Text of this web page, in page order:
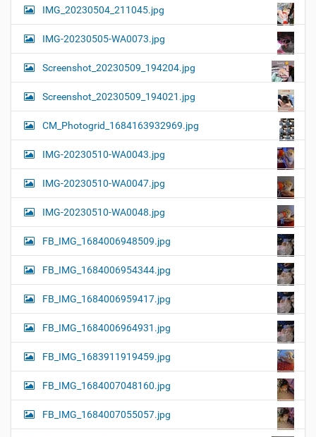
IMG_20230504_211045.jpg
IMG-20230505-WA0073.jpg
Screenshot_20230509_194204.jpg
Screenshot_20230509_194021.jpg
CM_Photogrid_1684163932969.jpg
IMG-20230510-WA0043.jpg
IMG-20230510-WA0047.jpg
IMG-20230510-WA0048.jpg
FB_IMG_1684006948509.jpg
FB_IMG_1684006954344.jpg
FB_IMG_1684006959417.jpg
FB_IMG_1684006964931.jpg
FB_IMG_1683911919459.jpg
FB_IMG_1684007048160.jpg
FB_IMG_1684007055057.jpg